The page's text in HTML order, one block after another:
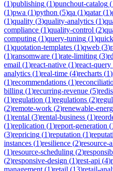
(1)publishing (1)punchout-catalog (
(1)pwa (1)python (5)qa (1)qatar(1)
(1)quality (3)quality-analytics (1)
compliance (1)quality-control (2)
computing (1)query-tuning (1)
(1)quotation-templates (1)qweb (3)
(1)ransomware (1)rate-limiting (3)
email (1)react-native (1)react-query
analytics (1)real-time (4)recharts (1)
(1)recommendations (1)
billing (1)recurring-revenue (5)redis
(1)regulation (1)regulations (2)
(2)remote-work (2)renewable-
(1)rental (3)rental-business (1)
(1)replication (1)report-generation (
(3)repricing (1)reputation (1)
instances (1)resilience (2)resource-
(1)resource-scheduling (2)
(2)responsive-design (1)rest-api (4)
management (1)retail (13)retail-